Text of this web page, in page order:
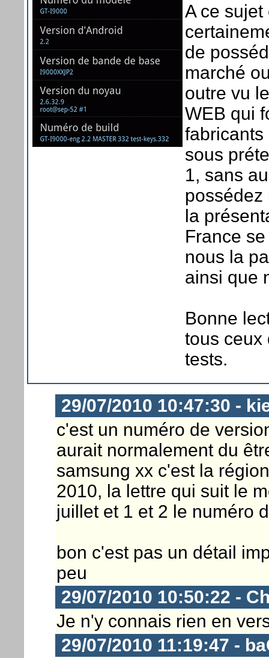
A ce
de
marché
outre vu
WEB qui
fabricants
sous
1, sans
la
France
nous la
ainsi que
Bonne
tous ceux
tests.
29/07/2010 10:47:30 -
c'est un numéro de
aurait normalement du
samsung xx c'est la
2010, la lettre qui suit le
juillet et 1 et 2 le numéro
bon c'est pas un détail
peu
29/07/2010 10:50:22 -
Je n'y connais rien en
29/07/2010 11:19:47 -